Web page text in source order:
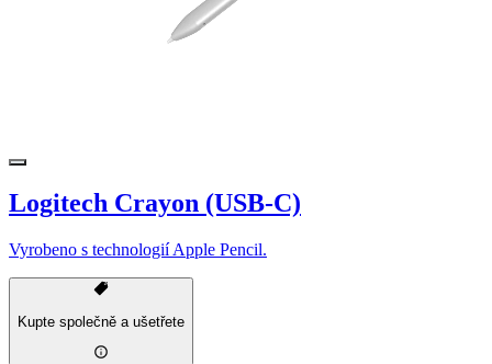
Logitech Crayon (USB-C)
Vyrobeno s technologií Apple Pencil.
Kupte společně a ušetřete